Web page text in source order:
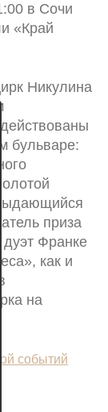
в Сочи
«Край
Никулина
бульваре:
приза
Франке
как и
на
событий